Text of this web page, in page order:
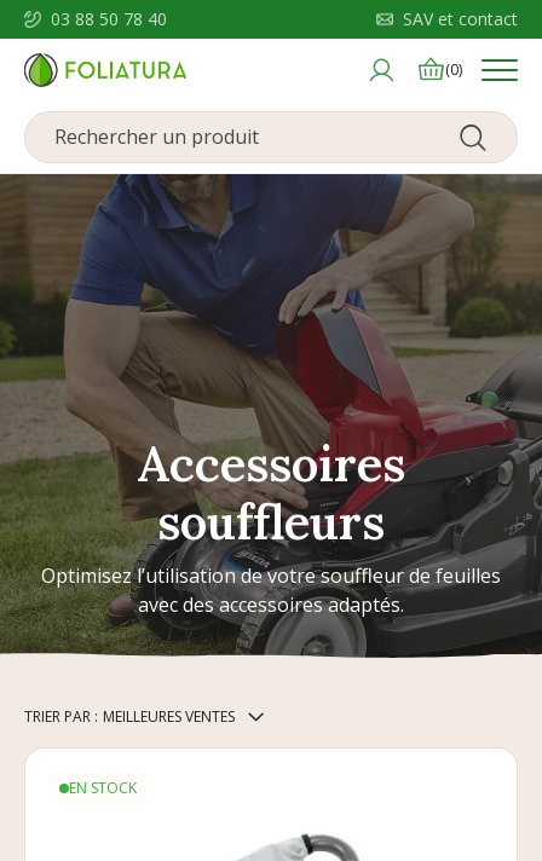
03 88 50 78 40 SAV et contact
(0) Menu
Accessoires
souffleurs
Optimisez l’utilisation de votre souffleur de feuilles
avec des accessoires adaptés.
TRIER PAR : MEILLEURES VENTES
EN STOCK